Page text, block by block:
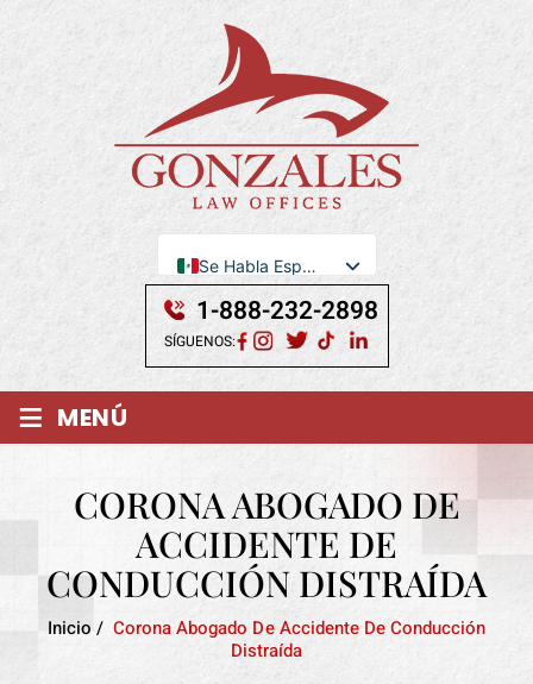
Se Habla Español
English
1-888-232-2898
SÍGUENOS:
≡ MENÚ
CORONA ABOGADO DE
ACCIDENTE DE
CONDUCCIÓN DISTRAÍDA
Inicio /Corona Abogado De Accidente De Conducción
Distraída